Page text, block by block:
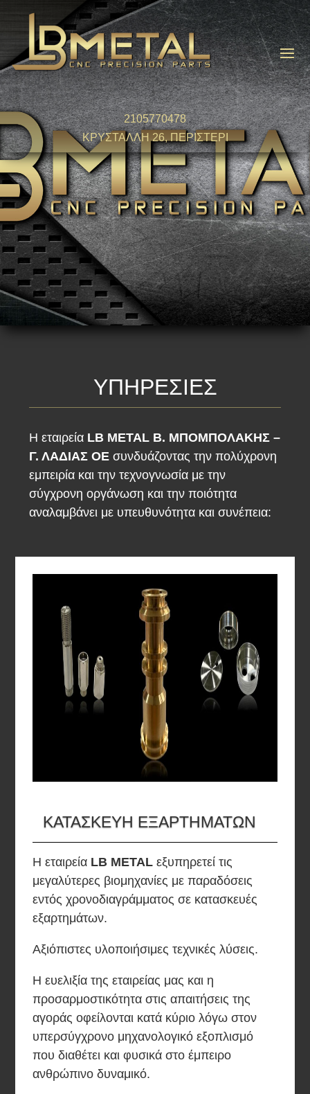
2105770478
ΚΡΥΣΤΑΛΛΗ 26, ΠΕΡΙΣΤΕΡΙ
ΥΠΗΡΕΣΙΕΣ
Η εταιρεία LB METAL Β. ΜΠΟΜΠΟΛΑΚΗΣ –
Γ. ΛΑΔΙΑΣ ΟΕ συνδυάζοντας την πολύχρονη
εμπειρία και την τεχνογνωσία με την
σύγχρονη οργάνωση και την ποιότητα
αναλαμβάνει με υπευθυνότητα και συνέπεια:
ΚΑΤΑΣΚΕΥΗ ΕΞΑΡΤΗΜΑΤΩΝ
Η εταιρεία LB METAL εξυπηρετεί τις
μεγαλύτερες βιομηχανίες με παραδόσεις
εντός χρονοδιαγράμματος σε κατασκευές
εξαρτημάτων.
Αξιόπιστες υλοποιήσιμες τεχνικές λύσεις.
Η ευελιξία της εταιρείας μας και η
προσαρμοστικότητα στις απαιτήσεις της
αγοράς οφείλονται κατά κύριο λόγω στον
υπερσύγχρονο μηχανολογικό εξοπλισμό
που διαθέτει και φυσικά στο έμπειρο
ανθρώπινο δυναμικό.